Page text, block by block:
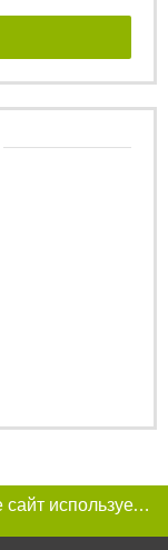
Этот сайт использует «cookies». Также сайт использует интернет-сервис для сбора технических данных касательно посетителей с целью получения маркетинговой и статистической информации. Условия обработки данных посетителей сайта см.